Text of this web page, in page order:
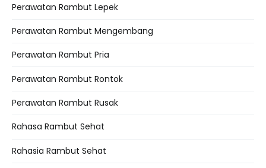
Perawatan Rambut Lepek
Perawatan Rambut Mengembang
Perawatan Rambut Pria
Perawatan Rambut Rontok
Perawatan Rambut Rusak
Rahasa Rambut Sehat
Rahasia Rambut Sehat